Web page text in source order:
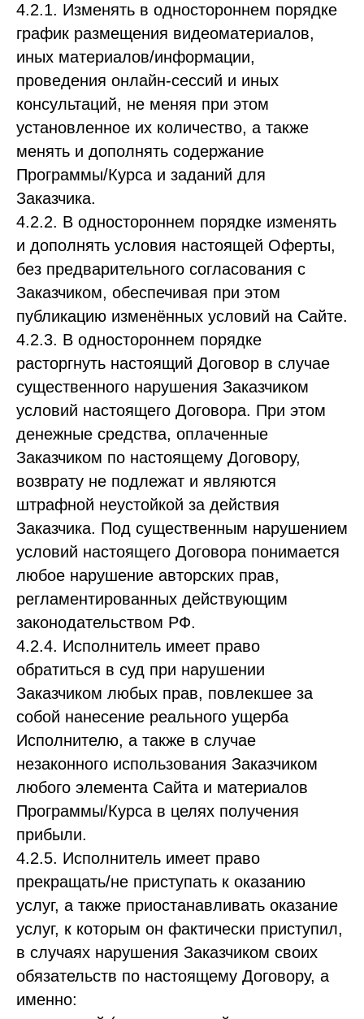
4.2.1. Изменять в одностороннем порядке
график размещения видеоматериалов,
иных материалов/информации,
проведения онлайн-сессий и иных
консультаций, не меняя при этом
установленное их количество, а также
менять и дополнять содержание
Программы/Курса и заданий для
Заказчика.
4.2.2. В одностороннем порядке изменять
и дополнять условия настоящей Оферты,
без предварительного согласования с
Заказчиком, обеспечивая при этом
публикацию изменённых условий на Сайте.
4.2.3. В одностороннем порядке
расторгнуть настоящий Договор в случае
существенного нарушения Заказчиком
условий настоящего Договора. При этом
денежные средства, оплаченные
Заказчиком по настоящему Договору,
возврату не подлежат и являются
штрафной неустойкой за действия
Заказчика. Под существенным нарушением
условий настоящего Договора понимается
любое нарушение авторских прав,
регламентированных действующим
законодательством РФ.
4.2.4. Исполнитель имеет право
обратиться в суд при нарушении
Заказчиком любых прав, повлекшее за
собой нанесение реального ущерба
Исполнителю, а также в случае
незаконного использования Заказчиком
любого элемента Сайта и материалов
Программы/Курса в целях получения
прибыли.
4.2.5. Исполнитель имеет право
прекращать/не приступать к оказанию
услуг, а также приостанавливать оказание
услуг, к которым он фактически приступил,
в случаях нарушения Заказчиком своих
обязательств по настоящему Договору, а
именно: